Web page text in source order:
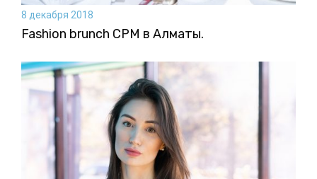
8 декабря 2018
Fashion brunch CPM в Алматы.